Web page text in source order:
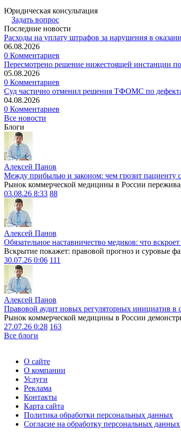
Юридическая консультация
Задать вопрос
Последние новости
Расходы на уплату штрафов за нарушения в
06.08.2026
0 Комментариев
Пересмотрено решение нижестоящей инстанции
05.08.2026
0 Комментариев
Суд частично отменил решения ТФОМС по
04.08.2026
0 Комментариев
Все новости
Блоги
Алексей Панов
Между прибылью и законом: чем грозит пациенту
Рынок коммерческой медицины в России
03.08.26 8:33 88
Алексей Панов
Обязательное наставничество медиков: что
Вскрытие покажет: правовой прогноз и суровые
30.07.26 0:06 111
Алексей Панов
Правовой аудит новых регуляторных инициатив
Рынок коммерческой медицины в России
27.07.26 0:28 163
Все блоги
О сайте
О компании
Услуги
Реклама
Контакты
Карта сайта
Политика обработки персональных данных
Согласие на обработку персональных данных